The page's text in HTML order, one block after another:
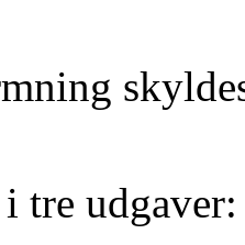
tre udgaver: